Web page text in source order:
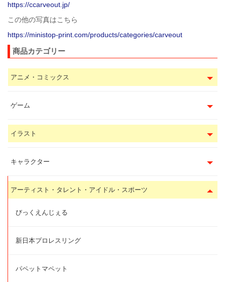
https://ccarveout.jp/
この他の写真はこちら
https://ministop-print.com/products/categories/carveout
商品カテゴリー
アニメ・コミックス
ゲーム
イラスト
キャラクター
アーティスト・タレント・アイドル・スポーツ
びっくえんじぇる
新日本プロレスリング
パペットマペット